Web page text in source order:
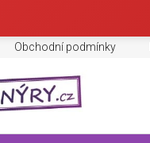
Obchodní podmínky